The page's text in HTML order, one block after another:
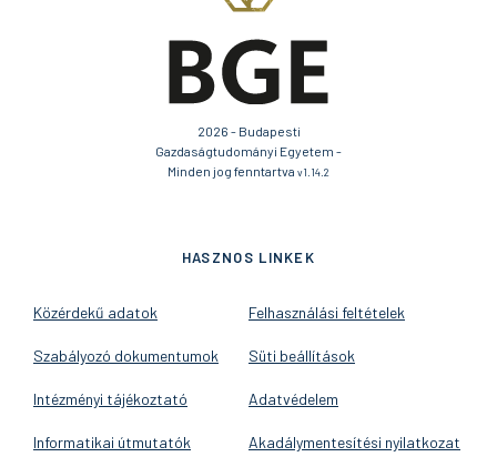
2026 - Budapesti
Gazdaságtudományi Egyetem -
Minden jog fenntartva v1.14.2
HASZNOS LINKEK
Közérdekű adatok
Szabályozó dokumentumok
Intézményi tájékoztató
Informatikai útmutatók
Felhasználási feltételek
Süti beállítások
Adatvédelem
Akadálymentesítési nyilatkozat